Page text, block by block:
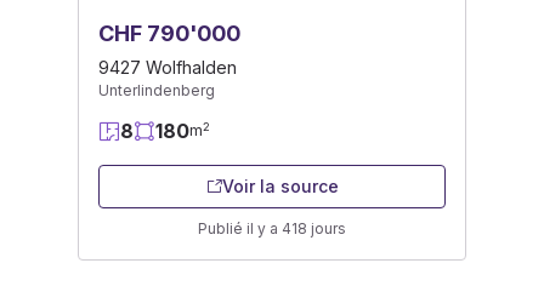
CHF 790'000
9427 Wolfhalden
Unterlindenberg
8 180m2
Voir la source
Publié il y a 418 jours